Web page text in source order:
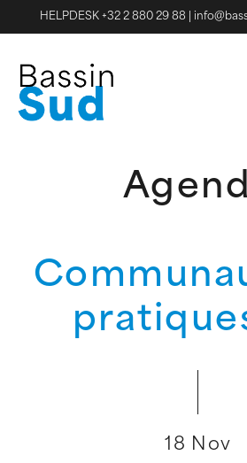
HELPDESK +32 2 880 29 88
18 Nov